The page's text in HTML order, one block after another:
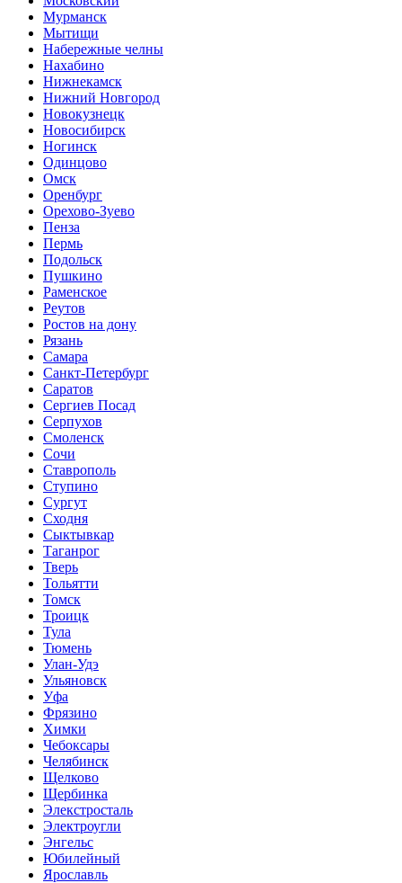
Мурманск
Мытищи
Набережные челны
Нахабино
Нижнекамск
Нижний Новгород
Новокузнецк
Новосибирск
Ногинск
Одинцово
Омск
Оренбург
Орехово-Зуево
Пенза
Пермь
Подольск
Пушкино
Раменское
Реутов
Ростов на дону
Рязань
Самара
Санкт-Петербург
Саратов
Сергиев Посад
Серпухов
Смоленск
Сочи
Ставрополь
Ступино
Сургут
Сходня
Сыктывкар
Таганрог
Тверь
Тольятти
Томск
Троицк
Тула
Тюмень
Улан-Удэ
Ульяновск
Уфа
Фрязино
Химки
Чебоксары
Челябинск
Щелково
Щербинка
Элекстросталь
Электроугли
Энгельс
Юбилейный
Ярославль